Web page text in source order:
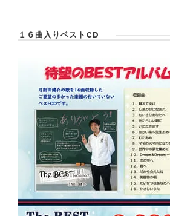
１６曲入りベストCD